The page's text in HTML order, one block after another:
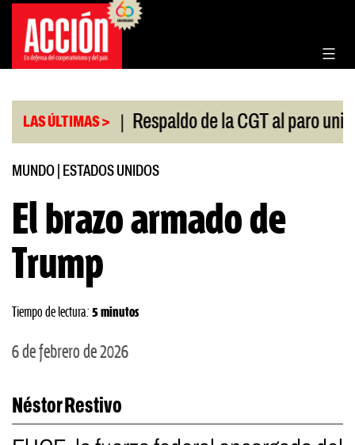
Saltar
contenido
LAS ÚLTIMAS >
| Respaldo de la CGT al paro
MUNDO ESTADOS UNIDOS
El brazo armado de
Trump
Tiempo de lectura: 5 minutos
6 de febrero de 2026
Néstor Restivo